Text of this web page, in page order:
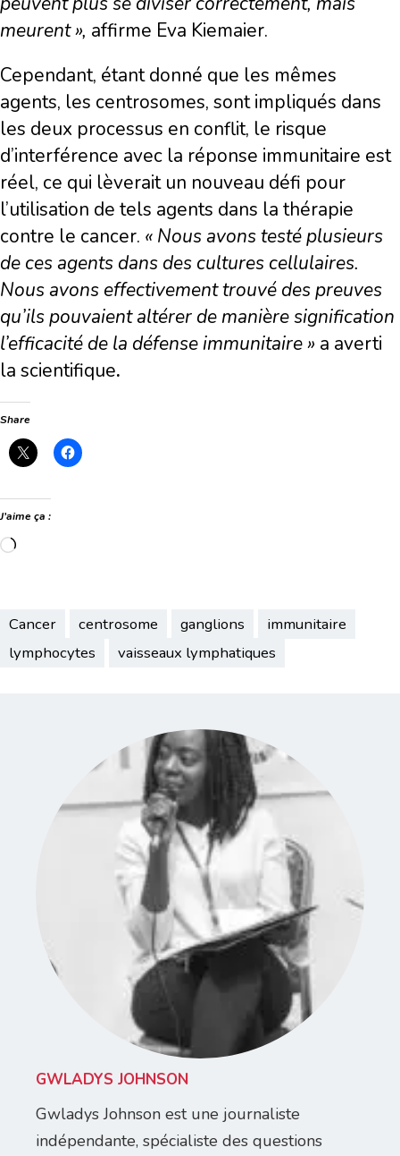
meurent », affirme Eva Kiemaier.
Cependant, étant donné que les mêmes
agents, les centrosomes, sont impliqués dans
les deux processus en conflit, le risque
d’interférence avec la réponse immunitaire est
réel, ce qui lèverait un nouveau défi pour
l’utilisation de tels agents dans la thérapie
contre le cancer. « Nous avons testé plusieurs
de ces agents dans des cultures cellulaires.
Nous avons effectivement trouvé des preuves
qu’ils pouvaient altérer de manière signification
l’efficacité de la défense immunitaire » a averti
la scientifique.
Share
J’aime ça :
Chargement…
Cancer centrosome ganglions
immunitaire
lymphocytes
vaisseaux lymphatiques
GWLADYS JOHNSON
Gwladys Johnson est une journaliste
indépendante, spécialiste des questions